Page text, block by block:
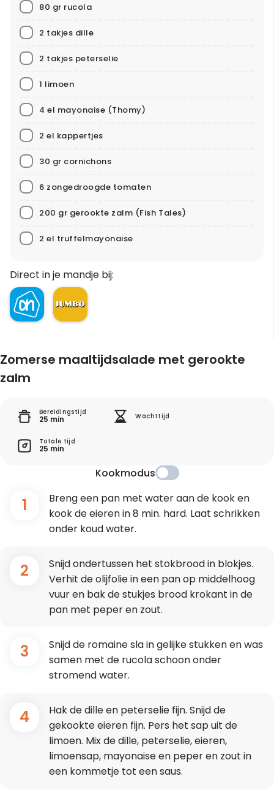
80 gr rucola
2 takjes dille
2 takjes peterselie
1 limoen
4 el mayonaise (Thomy)
2 el kappertjes
30 gr cornichons
6 zongedroogde tomaten
200 gr gerookte zalm (Fish Tales)
2 el truffelmayonaise
Direct in je mandje bij:
Zomerse maaltijdsalade met gerookte
zalm
Bereidingstijd
25 min Wachttijd
Totale tijd
25 min
Kookmodus
1
Breng een pan met water aan de kook en
kook de eieren in 8 min. hard. Laat schrikken
onder koud water.
2
Snijd ondertussen het stokbrood in blokjes.
Verhit de olijfolie in een pan op middelhoog
vuur en bak de stukjes brood krokant in de
pan met peper en zout.
3
Snijd de romaine sla in gelijke stukken en was
samen met de rucola schoon onder
stromend water.
4
Hak de dille en peterselie fijn. Snijd de
gekookte eieren fijn. Pers het sap uit de
limoen. Mix de dille, peterselie, eieren,
limoensap, mayonaise en peper en zout in
een kommetje tot een saus.